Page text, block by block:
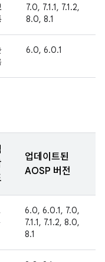
7.0, 7.1.1, 7.1.2,
8.0, 8.1
6.0, 6.0.1
업데이트된
AOSP 버전
6.0, 6.0.1, 7.0,
7.1.1, 7.1.2, 8.0,
8.1